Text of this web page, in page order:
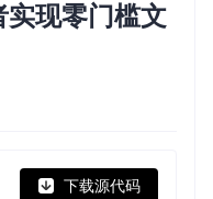
实现零门槛文
下载源代码